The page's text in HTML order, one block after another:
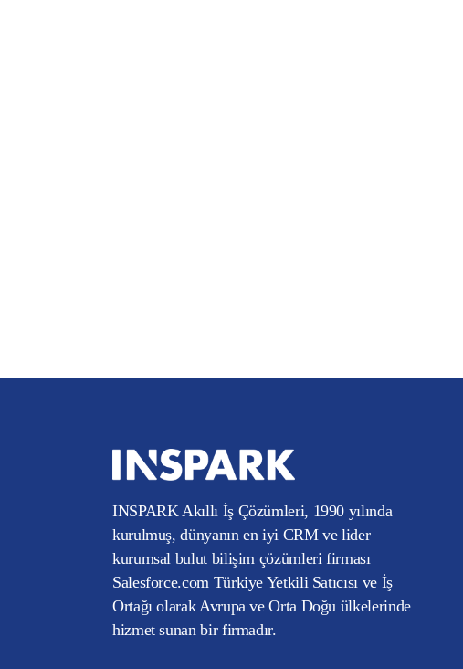
INSPARK Akıllı İş Çözümleri, 1990 yılında
kurulmuş, dünyanın en iyi CRM ve lider
kurumsal bulut bilişim çözümleri firması
Salesforce.com Türkiye Yetkili Satıcısı ve İş
Ortağı olarak Avrupa ve Orta Doğu ülkelerinde
hizmet sunan bir firmadır.